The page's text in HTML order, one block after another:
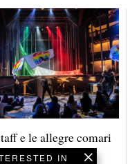
IN
e le allegre comari
di Marco